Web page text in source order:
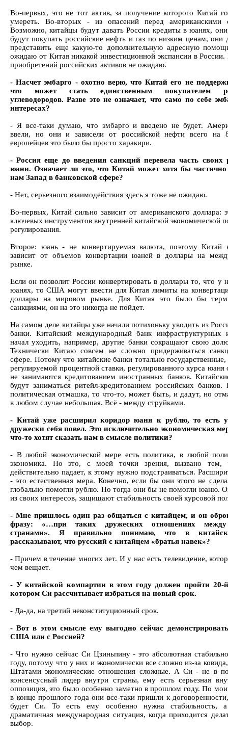
Во-первых, это не тот актив, за получение которого Китай
умереть. Во-вторых - из опасений перед американскими
Возможно, китайцы будут давать России кредиты в юанях,
будут покупать российские нефть и газ по низким ценам, они
представить еще какую-то дополнительную адресную
ожидаю от Китая никакой инвестиционной экспансии в
приобретений российских активов не ожидаю.
- Насчет эмбарго - охотно верю, что Китай его не
что может стать единственным покупателем
углеводородов. Разве это не означает, что само по себе
интересах?
- Я все-таки думаю, что эмбарго и введено не будет.
ввели, но они и зависели от российской нефти всего
европейцев это было бы просто харакири.
- Россия еще до введения санкций перевела часть своих
юани. Означает ли это, что Китай может хотя бы частично
нам Запад в банковской сфере?
- Нет, серьезного взаимодействия здесь я тоже не ожидаю.
Во-первых, Китай сильно зависит от американского доллара:
ключевых инструментов внутренней китайской экономической
регулирования.
Второе: юань - не конвертируемая валюта, поэтому Китай
зависит от объемов конвертации юаней в доллары на
рынке.
Если он позволит России конвертировать в доллары то, что у
юанях, то США могут ввести для Китая лимиты на
доллары на мировом рынке. Для Китая это было бы
санкциями, он на это никогда не пойдет.
На самом деле китайцы уже начали потихоньку уводить из
банки. Китайский международный банк инфраструктурных
начал уходить, например, другие банки сокращают свою
Технически Китаю совсем не сложно придерживаться
сфере. Потому что китайские банки тотально государственные,
регулируемой процентной ставки, регулированного курса юаня
не занимаются кредитованием иностранных банков.
будут заниматься ритейл-кредитованием российских банков.
политическая отмашка, то что-то, может быть, и дадут, но
в любом случае небольшая. Всё - между струйками.
- Китай уже расширил коридор юаня к рублю, то есть
дружески себя повел. Это исключительно экономическая
что-то хотят сказать нам в смысле политики?
- В любой экономической мере есть политика, в любой
экономика. Но это, с моей точки зрения, вызвано тем,
действительно падает, к этому нужно подстраиваться.
- это естественная мера. Конечно, если бы они этого не
глобально помогли рублю. Но тогда они бы не помогли юаню.
из своих интересов, защищают стабильность своей курсовой
- Мне пришлось один раз общаться с китайцем, и он
фразу: «…при таких дружеских отношениях
странами». Я правильно понимаю, что в
рассказывают, что русский с китайцем «братья навек»?
- Причем в течение многих лет. И у нас есть телевидение,
чем вещает.
- У китайской компартии в этом году должен пройти 20-
котором Си рассчитывает избраться на новый срок.
- Да-да, на третий неконституционный срок.
- Вот в этом смысле ему выгодно сейчас
США или с Россией?
- Что нужно сейчас Си Цзиньпину - это абсолютная
году, потому что у них и экономически все сложно из-за
Штатами экономические отношения сложные. А Си - не в
консенсусный лидер внутри страны, ему есть серьезная
оппозиция, это было особенно заметно в прошлом году. По
в конце прошлого года они все-таки пришли к
будет Си. То есть ему особенно нужна стабильность,
драматичная международная ситуация, когда приходится
выбор.